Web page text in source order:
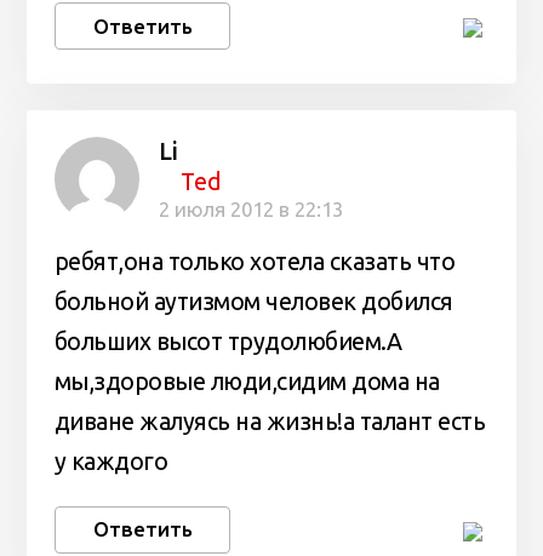
Ответить
Li
Ted
2 июля 2012 в 22:13
ребят,она только хотела сказать что
больной аутизмом человек добился
больших высот трудолюбием.А
мы,здоровые люди,сидим дома на
диване жалуясь на жизнь!а талант есть
у каждого
Ответить